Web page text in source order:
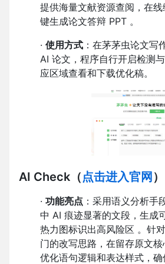
提供海量文献资源查阅，在
键生成论文答辩 PPT 。
· 使用方式 ：在茅茅虫论文写
AI 论文，程序自行开启检测
应区域查看和下载优化稿。
AI Check （点击进入官网 ）
· 功能亮点 ：采用语义分析手
中 AI 痕迹显著的文段，生成
热力图标识出高风险区 。针
门的改写思路，在留存原文核
优化语句逻辑和表达样式，